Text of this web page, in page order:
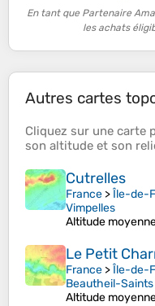
En tant que Partenaire
les achats
Autres cartes
Cliquez sur une carte
son altitude et son
Cutrelles
France >Île-de-
Vimpelles
Altitude
Le Petit
France >Île-de-
Beautheil-Saints
Altitude